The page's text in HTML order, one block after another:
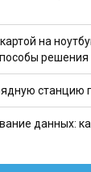
на
решения
станцию
данных: